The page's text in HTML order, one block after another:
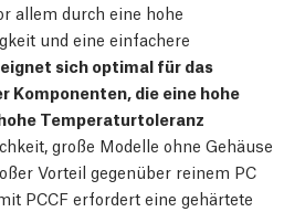
allem durch eine hohe
und eine einfachere
eignet sich optimal für das
Komponenten, die eine hohe
Temperaturtoleranz
große Modelle ohne Gehäuse
Vorteil gegenüber reinem PC
PCCF erfordert eine gehärtete